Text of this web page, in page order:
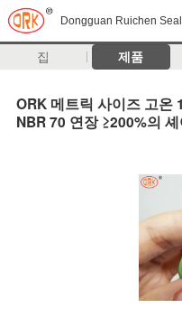
Dongguan Ruichen
집 제품
ORK 메트릭 사이즈 고온
NBR 70 연장 ≥200%의 셰